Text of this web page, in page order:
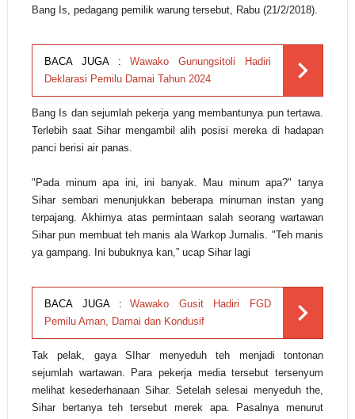
Bang Is, pedagang pemilik warung tersebut, Rabu (21/2/2018).
BACA JUGA :
Wawako Gunungsitoli Hadiri
Deklarasi Pemilu Damai Tahun 2024
Bang Is dan sejumlah pekerja yang membantunya pun tertawa.
Terlebih saat Sihar mengambil alih posisi mereka di hadapan
panci berisi air panas.
"Pada minum apa ini, ini banyak. Mau minum apa?" tanya
Sihar sembari menunjukkan beberapa minuman instan yang
terpajang. Akhirnya atas permintaan salah seorang wartawan
Sihar pun membuat teh manis ala Warkop Jurnalis. "Teh manis
ya gampang. Ini bubuknya kan,” ucap Sihar lagi
BACA JUGA :
Wawako Gusit Hadiri FGD
Pemilu Aman, Damai dan Kondusif
Tak pelak, gaya SIhar menyeduh teh menjadi tontonan
sejumlah wartawan. Para pekerja media tersebut tersenyum
melihat kesederhanaan Sihar. Setelah selesai menyeduh the,
Sihar bertanya teh tersebut merek apa. Pasalnya menurut